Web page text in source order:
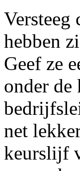
Versteeg
hebben
Geef ze
onder de
net
keurslijf